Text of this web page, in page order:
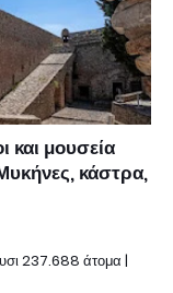
και μουσεία
κάστρα,
237.688 άτομα |